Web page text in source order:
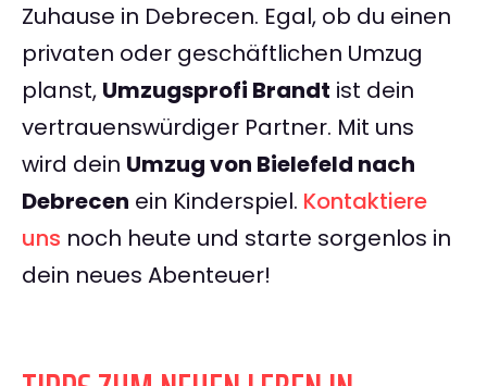
Zuhause in Debrecen. Egal, ob du einen
privaten oder geschäftlichen Umzug
planst, Umzugsprofi Brandt ist dein
vertrauenswürdiger Partner. Mit uns
wird dein Umzug von Bielefeld nach
Debrecen ein Kinderspiel. Kontaktiere
uns noch heute und starte sorgenlos in
dein neues Abenteuer!